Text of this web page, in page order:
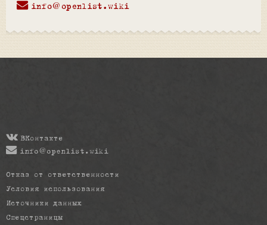
info@openlist.wiki
ВКонтакте
info@openlist.wiki
Отказ от ответственности
Условия использования
Источники данных
Спецстраницы